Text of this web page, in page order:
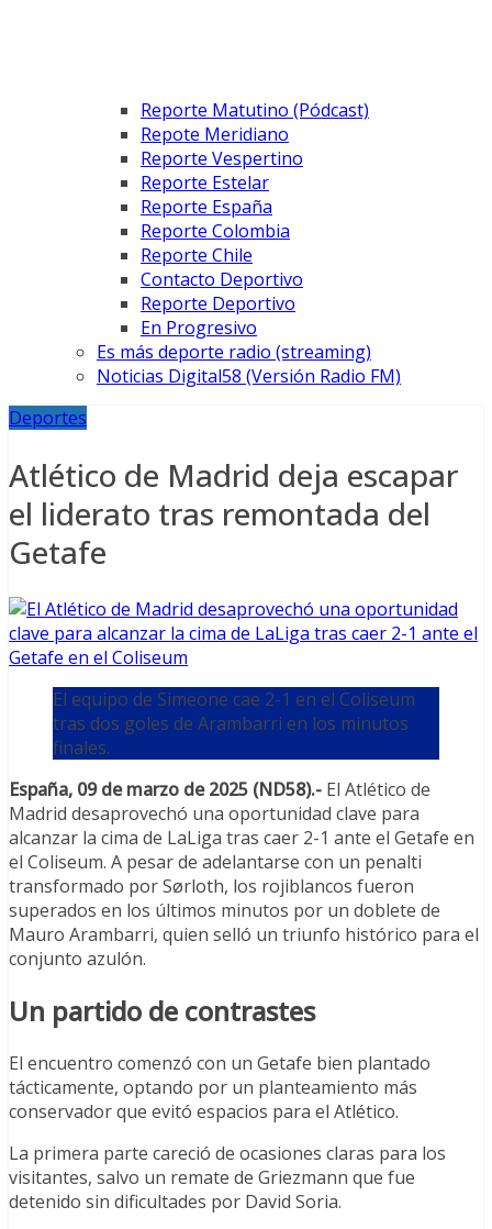
Reporte Matutino (Pódcast)
Repote Meridiano
Reporte Vespertino
Reporte Estelar
Reporte España
Reporte Colombia
Reporte Chile
Contacto Deportivo
Reporte Deportivo
En Progresivo
Es más deporte radio (streaming)
Noticias Digital58 (Versión Radio FM)
Deportes
Atlético de Madrid deja escapar
el liderato tras remontada del
Getafe
El equipo de Simeone cae 2-1 en el Coliseum
tras dos goles de Arambarri en los minutos
finales.
España, 09 de marzo de 2025 (ND58).- El Atlético de
Madrid desaprovechó una oportunidad clave para
alcanzar la cima de LaLiga tras caer 2-1 ante el Getafe en
el Coliseum. A pesar de adelantarse con un penalti
transformado por Sørloth, los rojiblancos fueron
superados en los últimos minutos por un doblete de
Mauro Arambarri, quien selló un triunfo histórico para el
conjunto azulón.
Un partido de contrastes
El encuentro comenzó con un Getafe bien plantado
tácticamente, optando por un planteamiento más
conservador que evitó espacios para el Atlético.
La primera parte careció de ocasiones claras para los
visitantes, salvo un remate de Griezmann que fue
detenido sin dificultades por David Soria.